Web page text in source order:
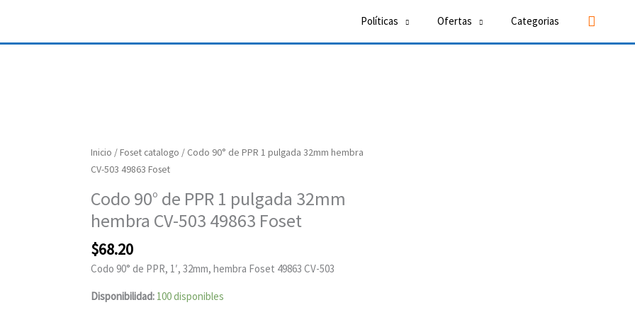
Políticas Ofertas Categorias Buscar
Inicio /Foset catalogo / Codo 90° de PPR 1 pulgada 32mm hembra
CV-503 49863 Foset
Codo 90° de PPR 1 pulgada 32mm
hembra CV-503 49863 Foset
$68.20
Codo 90° de PPR, 1′, 32mm, hembra Foset 49863 CV-503
Disponibilidad: 100 disponibles
Codo
90°
PPR
1
32mm
hembra
503